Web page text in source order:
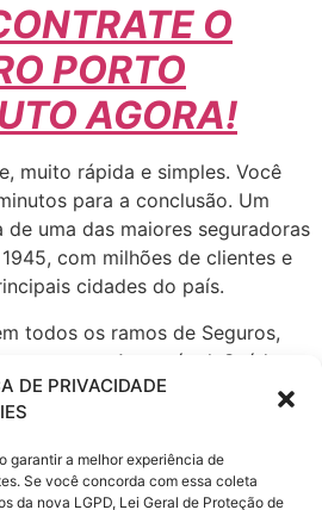
DE PRIVACIDADE
garantir a melhor experiência de
Se você concorda com essa coleta
da nova LGPD, Lei Geral de Proteção de
O
PORTO
AGORA!
muito rápida e simples. Você
para a conclusão. Um
uma das maiores seguradoras
com milhões de clientes e
cidades do país.
todos os ramos de Seguros,
seguro Automóvel, Saúde
Patrimonial, Vida e
Consórcio de Imóveis e
e Cartão de Crédito,
Serviços a Condomínios e